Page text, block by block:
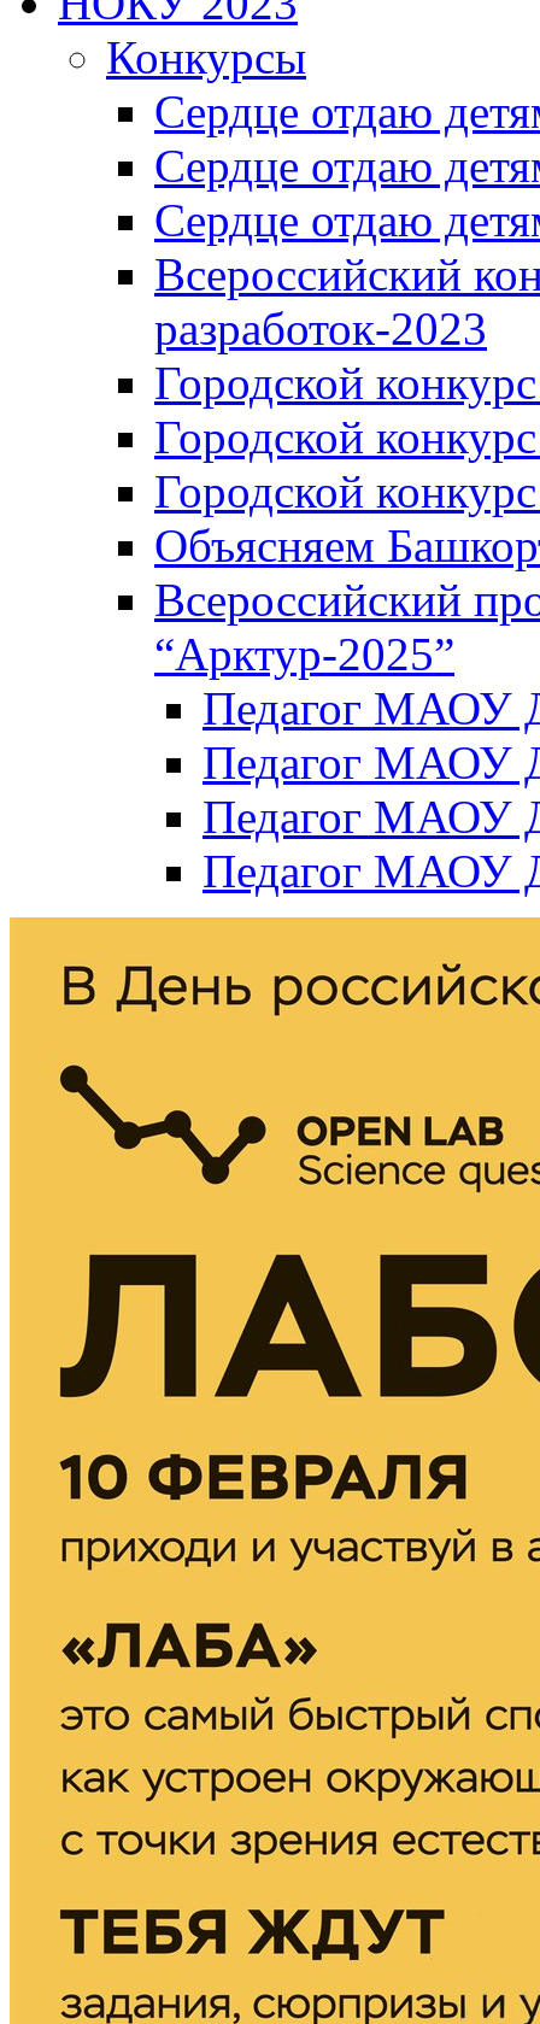
Конкурсы
Сердце отдаю
Сердце отдаю
Сердце отдаю
Всероссийский
разработок-2023
Городской
Городской
Городской
Объясняем
Всероссийский
“Арктур-2025”
Педагог МАОУ
Педагог МАОУ
Педагог МАОУ
Педагог МАОУ